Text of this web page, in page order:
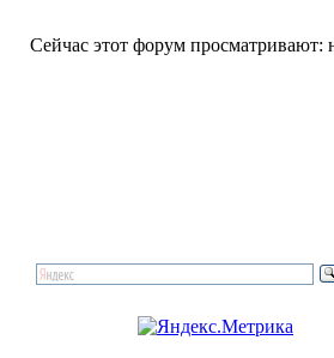
Сейчас этот форум просматривают: